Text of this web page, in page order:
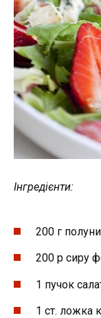
Інгредієнти:
200 г
200 р сиру
1 пучок
1 ст. ложка